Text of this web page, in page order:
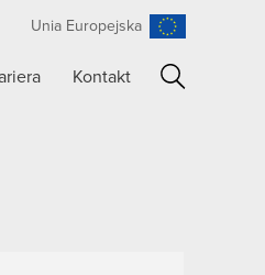
Unia Europejska
Kontakt